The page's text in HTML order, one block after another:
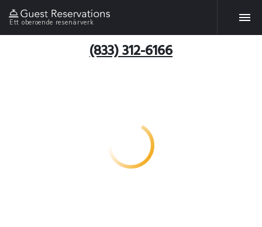
Ett oberoende resenärverk
(833) 312-6166